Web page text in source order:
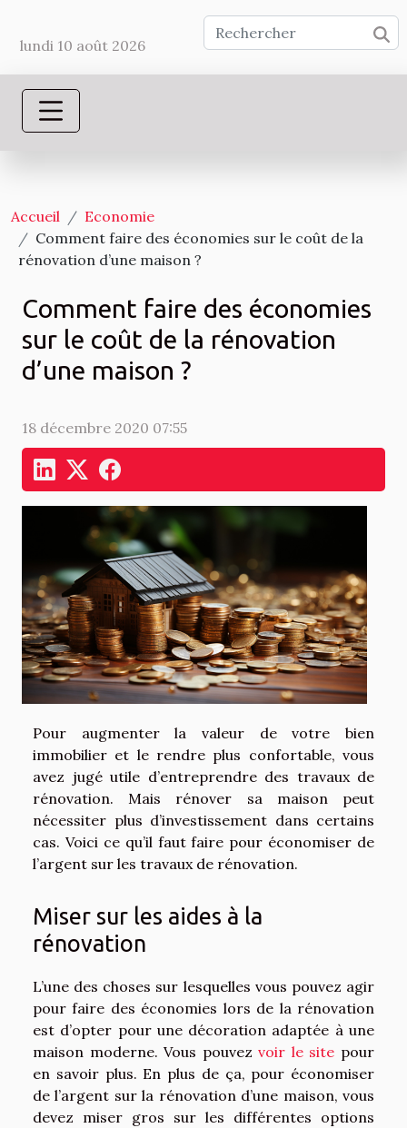
lundi 10 août 2026
Accueil
Economie
Comment faire des économies sur le coût de la
rénovation d’une maison ?
Comment faire des économies
sur le coût de la rénovation
d’une maison ?
18 décembre 2020 07:55
Pour augmenter la valeur de votre bien
immobilier et le rendre plus confortable, vous
avez jugé utile d’entreprendre des travaux de
rénovation. Mais rénover sa maison peut
nécessiter plus d’investissement dans certains
cas. Voici ce qu’il faut faire pour économiser de
l’argent sur les travaux de rénovation.
Miser sur les aides à la
rénovation
L’une des choses sur lesquelles vous pouvez agir
pour faire des économies lors de la rénovation
est d’opter pour une décoration adaptée à une
maison moderne. Vous pouvezvoir le site pour
en savoir plus. En plus de ça, pour économiser
de l’argent sur la rénovation d’une maison, vous
devez miser gros sur les différentes options